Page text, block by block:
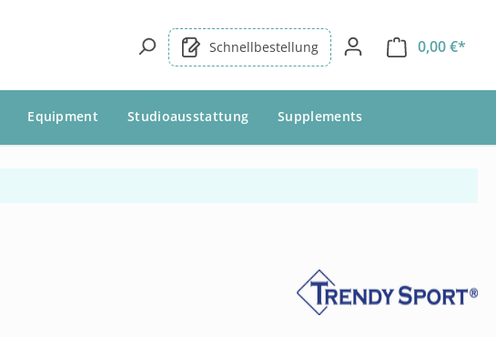
Schnellbestellung 0,00 €*
Equipment Studioausstattung Supplements